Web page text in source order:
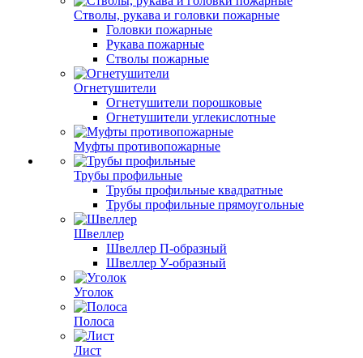
Стволы, рукава и головки пожарные
Головки пожарные
Рукава пожарные
Стволы пожарные
Огнетушители
Огнетушители порошковые
Огнетушители углекислотные
Муфты противопожарные
Трубы профильные
Трубы профильные квадратные
Трубы профильные прямоугольные
Швеллер
Швеллер П-образный
Швеллер У-образный
Уголок
Полоса
Лист